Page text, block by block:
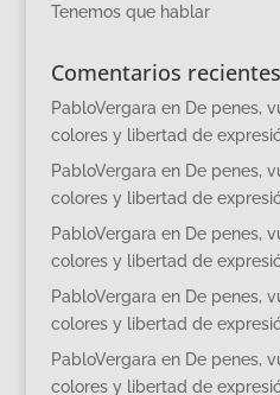
Tenemos que hablar
Comentarios recientes
PabloVergara en De penes,
colores y libertad de
PabloVergara en De penes,
colores y libertad de
PabloVergara en De penes,
colores y libertad de
PabloVergara en De penes,
colores y libertad de
PabloVergara en De penes,
colores y libertad de